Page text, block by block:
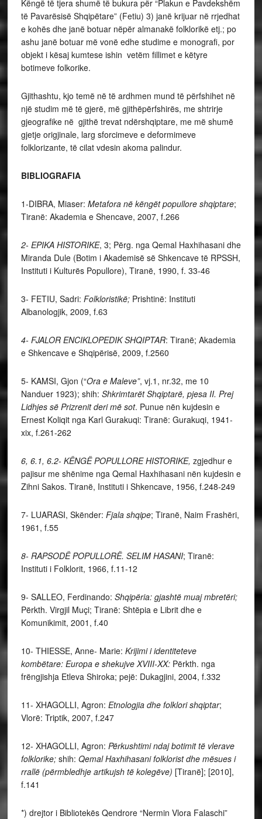
Këngë të tjera shumë të bukura për “Plakun e Pavdekshëm
të Pavarësisë Shqipëtare” (Fetiu) 3) janë krijuar në rrjedhat
e kohës dhe janë botuar nëpër almanakë folklorikë etj.; po
ashu janë botuar më vonë edhe studime e monografi, por
objekt i kësaj kumtese ishin vetëm fillimet e këtyre
botimeve folkorike.
Gjithashtu, kjo temë në të ardhmen mund të përfshihet në
një studim më të gjerë, më gjithëpërfshirës, me shtrirje
gjeografike në gjithë trevat ndërshqiptare, me më shumë
gjetje origjinale, larg sforcimeve e deformimeve
folklorizante, të cilat vdesin akoma palindur.
BIBLIOGRAFIA
1-DIBRA, Miaser: Metafora në këngët popullore shqiptare;
Tiranë: Akademia e Shencave, 2007, f.266
2- EPIKA HISTORIKE, 3; Përg. nga Qemal Haxhihasani dhe
Miranda Dule (Botim i Akademisë së Shkencave të RPSSH,
Instituti i Kulturës Popullore), Tiranë, 1990, f. 33-46
3- FETIU, Sadri: Folkloristikë;Prishtinë: Instituti
Albanologjik, 2009, f.63
4- FJALOR ENCIKLOPEDIK SHQIPTAR: Tiranë; Akademia
e Shkencave e Shqipërisë, 2009, f.2560
5- KAMSI, Gjon (“Ora e Maleve”, vj.1, nr.32, me 10
Nanduer 1923); shih: Shkrimtarët Shqiptarë, pjesa II. Prej
Lidhjes së Prizrenit deri më sot. Punue nën kujdesin e
Ernest Koliqit nga Karl Gurakuqi: Tiranë: Gurakuqi, 1941-
xix, f.261-262
6, 6.1, 6.2- KËNGË POPULLORE HISTORIKE, zgjedhur e
pajisur me shënime nga Qemal Haxhihasani nën kujdesin e
Zihni Sakos. Tiranë, Instituti i Shkencave, 1956, f.248-249
7- LUARASI, Skënder: Fjala shqipe; Tiranë, Naim Frashëri,
1961, f.55
8- RAPSODË POPULLORË. SELIM HASANI; Tiranë:
Instituti i Folklorit, 1966, f.11-12
9- SALLEO, Ferdinando: Shqipëria: gjashtë muaj mbretëri;
Përkth. Virgjil Muçi; Tiranë: Shtëpia e Librit dhe e
Komunikimit, 2001, f.40
10- THIESSE, Anne- Marie: Krijimi i identiteteve
kombëtare: Europa e shekujve XVIII-XX: Përkth. nga
frëngjishja Etleva Shiroka; pejë: Dukagjini, 2004, f.332
11- XHAGOLLI, Agron: Etnologjia dhe folklori shqiptar;
Vlorë: Triptik, 2007, f.247
12- XHAGOLLI, Agron: Përkushtimi ndaj botimit të vlerave
folklorike;shih: Qemal Haxhihasani folklorist dhe mësues i
rrallë (përmbledhje artikujsh të kolegëve) [Tiranë]; [2010],
f.141
*) drejtor i Bibliotekës Qendrore “Nermin Vlora Falaschi”